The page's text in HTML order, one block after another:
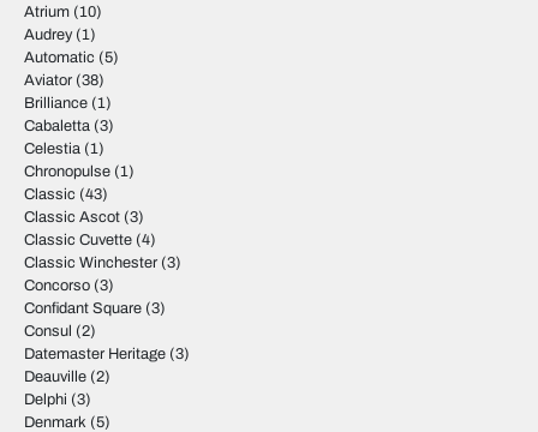
Atrium (10)
Audrey(1)
Automatic (5)
Aviator (38)
Brilliance (1)
Cabaletta (3)
Celestia (1)
Chronopulse (1)
Classic (43)
Classic Ascot (3)
Classic Cuvette (4)
Classic Winchester (3)
Concorso (3)
Confidant Square (3)
Consul (2)
Datemaster Heritage (3)
Deauville (2)
Delphi (3)
Denmark (5)